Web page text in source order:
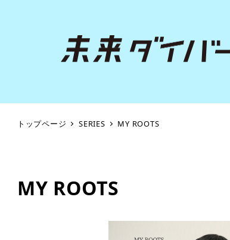
トップページ SERIES MY ROOTS
MY ROOTS